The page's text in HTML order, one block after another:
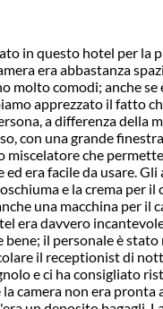
in questo hotel per la
era abbastanza
molto comodi; anche
apprezzato il fatto
a differenza della
con una grande
miscelatore che
era facile da usare. Gli
e la crema per il
una macchina per il
era davvero
bene; il personale è
il receptionist di
e ci ha consigliato
la camera non era